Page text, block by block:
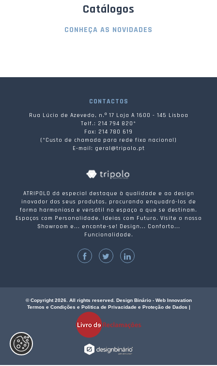
Catálogos
CONHEÇA AS NOVIDADES
CONTACTOS
Rua Lúcio de Azevedo, n.º 17 Loja A 1600 - 145 Lisboa
Telf.: 214 794 820*
Fax: 214 780 619
(*Custo de chamada para rede fixa nacional)
E-mail: geral@tripolo.pt
ATRIPOLO dá especial destaque à qualidade e ao design
inovador dos seus produtos, procurando enquadrá-los de
forma harmoniosa e versátil no espaço a que se destinam.
Espaços com Personalidade. Ideias com Futuro. Visite o nosso
Showroom e... encante-se! Design... Conforto...
Funcionalidade.
© Copyright 2026. All rights reserved. Design Binário - Web Innovation
Termos e Condições e Politica de Privacidade e Proteção de Dados